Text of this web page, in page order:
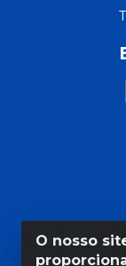
O nosso